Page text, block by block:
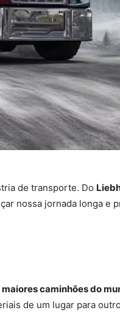
de transporte. Do
nossa jornada longa e
maiores caminhões do
de um lugar para